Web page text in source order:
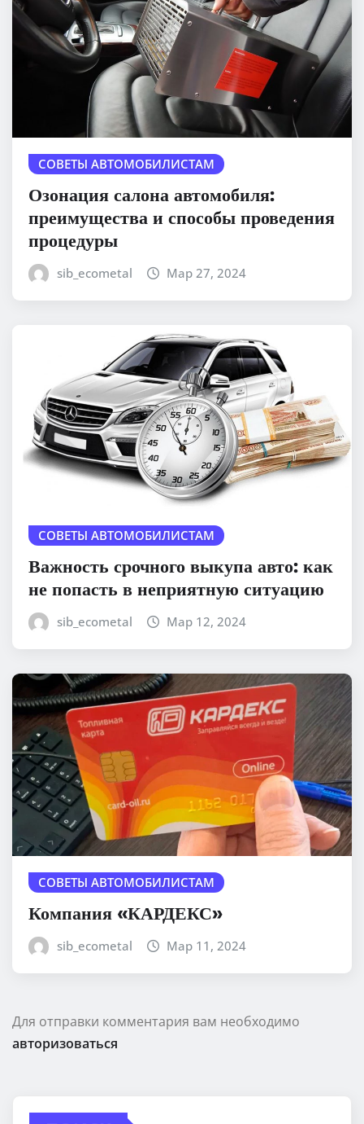
СОВЕТЫ АВТОМОБИЛИСТАМ
Озонация салона автомобиля:
преимущества и способы проведения
процедуры
sib_ecometal Мар 27, 2024
СОВЕТЫ АВТОМОБИЛИСТАМ
Важность срочного выкупа авто: как
не попасть в неприятную ситуацию
sib_ecometal Мар 12, 2024
СОВЕТЫ АВТОМОБИЛИСТАМ
Компания «КАРДЕКС»
sib_ecometal Мар 11, 2024
Для отправки комментария вам необходимо
авторизоваться